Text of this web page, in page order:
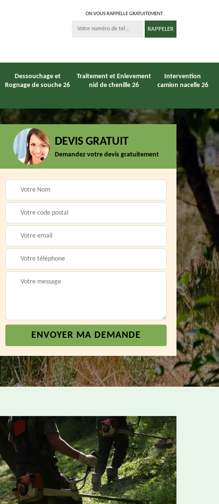
ON VOUS RAPPELLE GRATUITEMENT
Dessouchage et
Rognage de souche 26
Traitement et Enlevement
nid de chenille 26
Intervention
camion nacelle 26
Paysagiste 26
Entreprise
débroussaillage 26
DEVIS GRATUIT
Demandez votre devis gratuitement